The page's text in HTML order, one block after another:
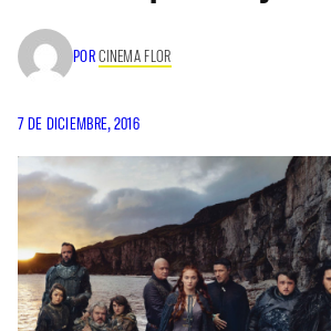
PORCINEMA FLOR
7 DE DICIEMBRE, 2016